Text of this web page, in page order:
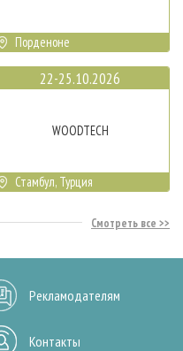
Порденоне
22-25.10.2026
WOODTECH
Стамбул, Турция
Смотреть все
Рекламодателям
Контакты